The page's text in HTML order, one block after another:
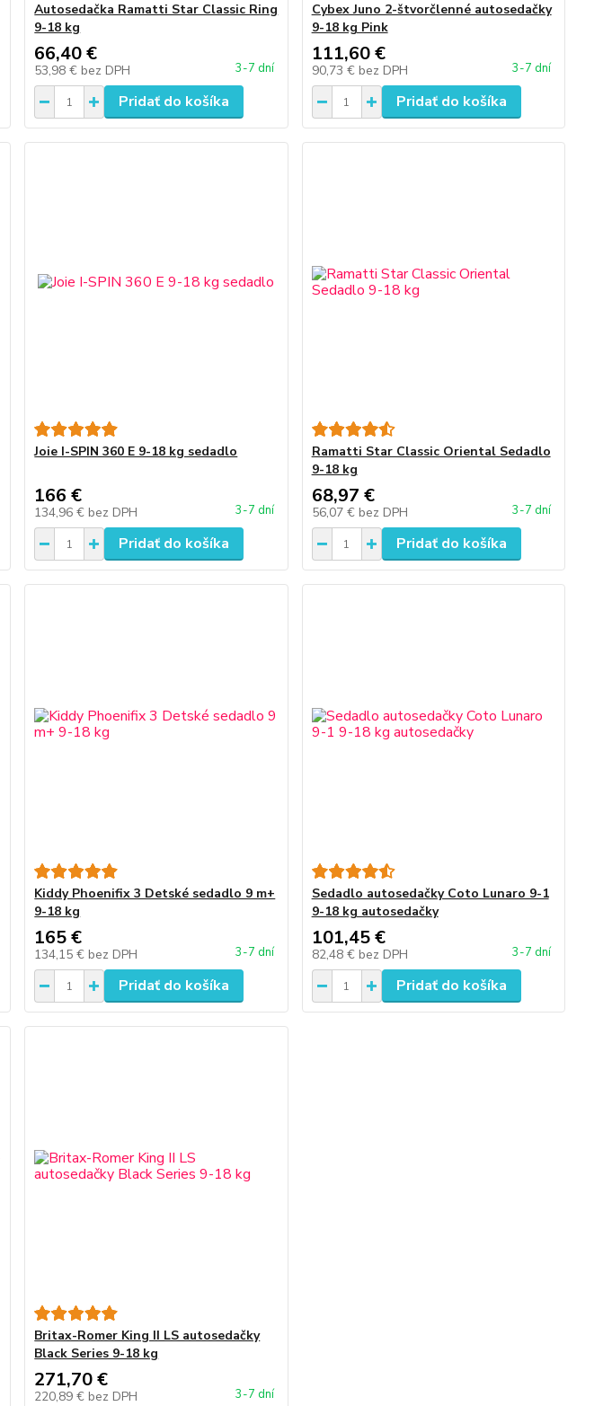
Autosedačka Ramatti Star Classic Ring
9-18 kg
66,40 €
53,98 € bez DPH 3-7 dní
Pridať do košíka
Cybex Juno 2-štvorčlenné autosedačky
9-18 kg Pink
111,60 €
90,73 € bez DPH 3-7 dní
Pridať do košíka
Joie I-SPIN 360 E 9-18 kg sedadlo
166 €
134,96 € bez DPH 3-7 dní
Pridať do košíka
Ramatti Star Classic Oriental Sedadlo
9-18 kg
68,97 €
56,07 € bez DPH 3-7 dní
Pridať do košíka
Kiddy Phoenifix 3 Detské sedadlo 9 m+
9-18 kg
165 €
134,15 € bez DPH 3-7 dní
Pridať do košíka
Sedadlo autosedačky Coto Lunaro 9-1
9-18 kg autosedačky
101,45 €
82,48 € bez DPH 3-7 dní
Pridať do košíka
Britax-Romer King II LS autosedačky
Black Series 9-18 kg
271,70 €
220,89 € bez DPH 3-7 dní